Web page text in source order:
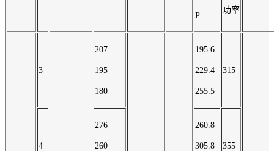
P
功率
3
207
195
180
195.6
229.4
255.5
315
4
276
260
260.8
305.8 355